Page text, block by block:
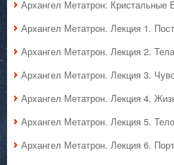
Архангел Метатрон: Кристальные
Архангел Метатрон. Лекция 1.
Архангел Метатрон. Лекция 2.
Архангел Метатрон. Лекция 3.
Архангел Метатрон. Лекция 4.
Архангел Метатрон. Лекция 5.
Архангел Метатрон. Лекция 6.